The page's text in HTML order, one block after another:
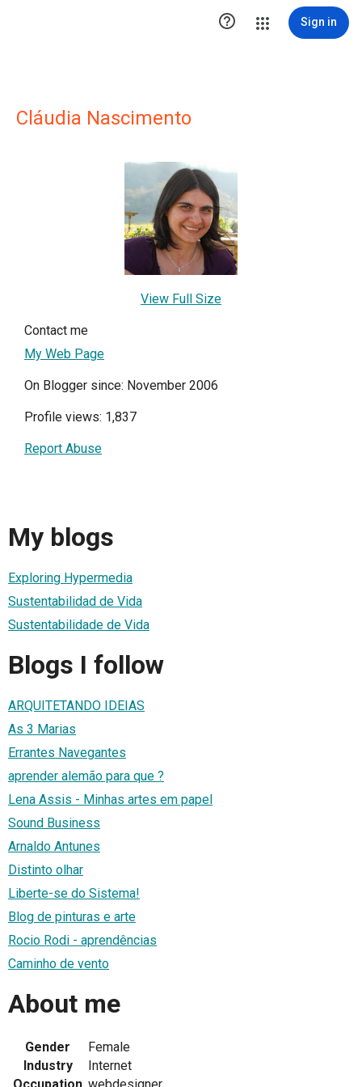
 Sign in
Cláudia Nascimento
View Full Size
Contact me
My Web Page
On Blogger since: November 2006
Profile views: 1,837
Report Abuse
My blogs
Exploring Hypermedia
Sustentabilidad de Vida
Sustentabilidade de Vida
Blogs I follow
ARQUITETANDO IDEIAS
As 3 Marias
Errantes Navegantes
aprender alemão para que ?
Lena Assis - Minhas artes em papel
Sound Business
Arnaldo Antunes
Distinto olhar
Liberte-se do Sistema!
Blog de pinturas e arte
Rocio Rodi - aprendências
Caminho de vento
About me
Gender
Female
Industry
Internet
Occupation webdesigner